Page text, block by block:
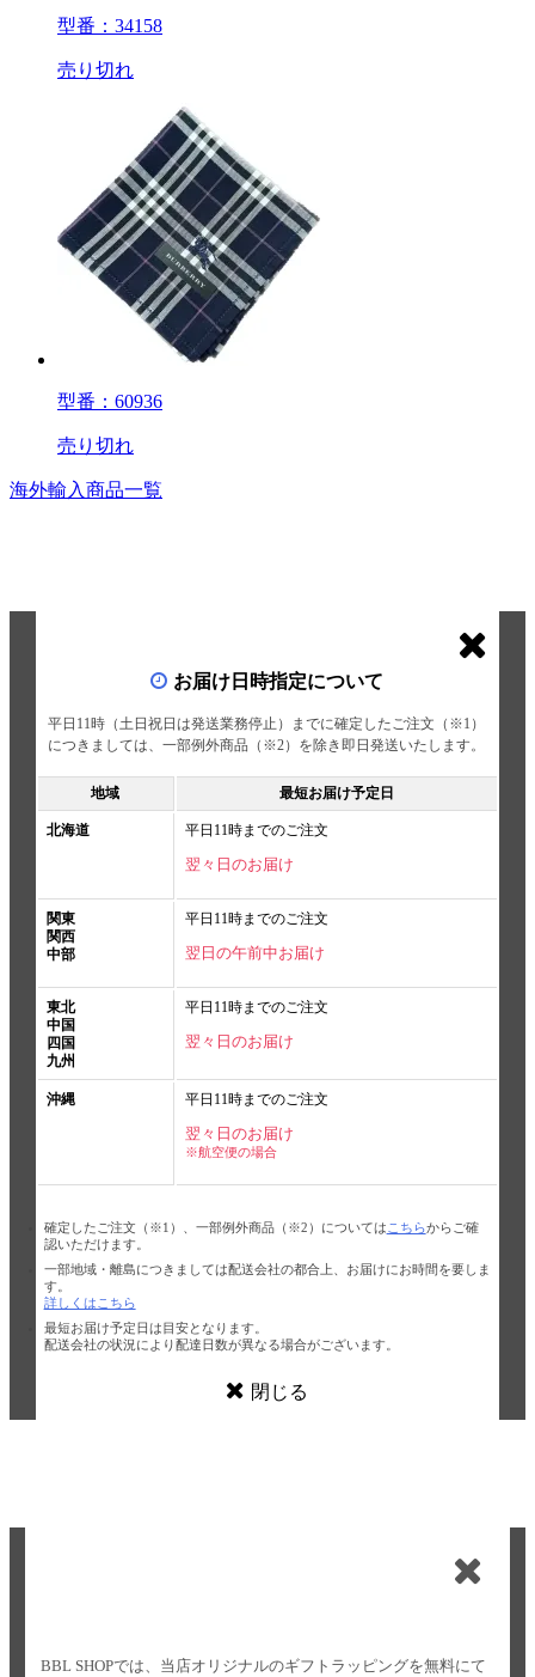
型番：34158
売り切れ
型番：60936
売り切れ
海外輸入商品一覧
お届け日時指定について
平日11時（土日祝日は発送業務停止）までに確定したご注文（※1）
につきましては、一部例外商品（※2）を除き即日発送いたします。
地域 最短お届け予定日
北海道 平日11時までのご注文
翌々日のお届け
関東
関西
中部
平日11時までのご注文
翌日の午前中お届け
東北
中国
四国
九州
平日11時までのご注文
翌々日のお届け
沖縄 平日11時までのご注文
翌々日のお届け
※航空便の場合
確定したご注文（※1）、一部例外商品（※2）については こちらからご確
認いただけます。
一部地域・離島につきましては配送会社の都合上、お届けにお時間を要しま
す。
詳しくはこちら
最短お届け予定日は目安となります。
配送会社の状況により配達日数が異なる場合がございます。
閉じる
BBL SHOPでは、当店オリジナルのギフトラッピングを無料にて